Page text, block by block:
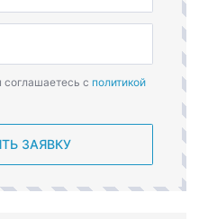
с политикой